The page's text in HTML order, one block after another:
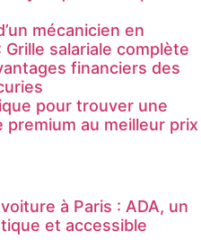
mécanicien en
Grille salariale complète
financiers des
pour trouver une
premium au meilleur prix
à Paris : ADA, un
et accessible